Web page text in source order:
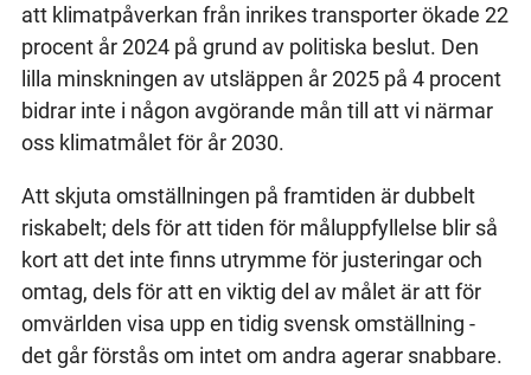
att klimatpåverkan från inrikes transporter ökade 22
procent år 2024 på grund av politiska beslut. Den
lilla minskningen av utsläppen år 2025 på 4 procent
bidrar inte i någon avgörande mån till att vi närmar
oss klimatmålet för år 2030.
Att skjuta omställningen på framtiden är dubbelt
riskabelt; dels för att tiden för måluppfyllelse blir så
kort att det inte finns utrymme för justeringar och
omtag, dels för att en viktig del av målet är att för
omvärlden visa upp en tidig svensk omställning -
det går förstås om intet om andra agerar snabbare.